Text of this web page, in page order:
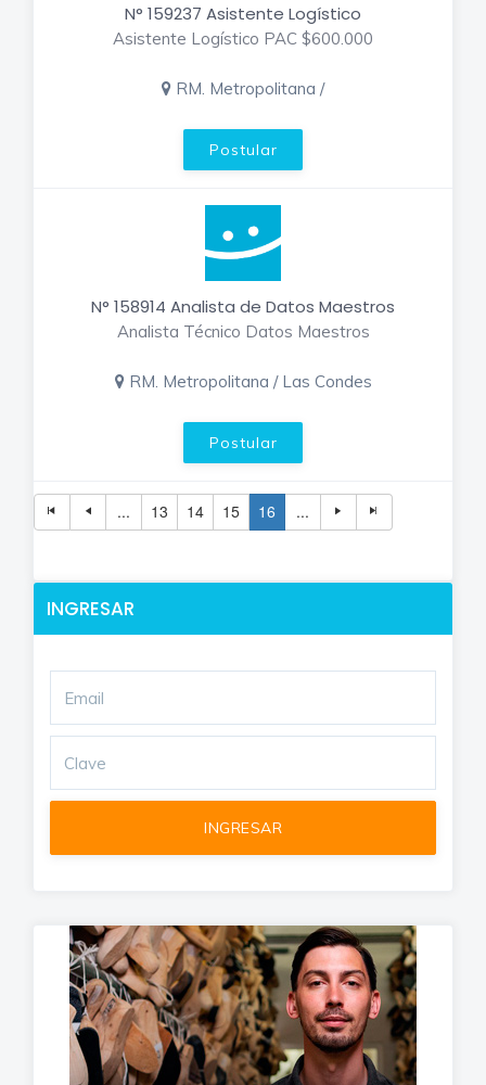
N° 159237 Asistente Logístico
Asistente Logístico PAC $600.000
RM. Metropolitana /
Postular
N° 158914 Analista de Datos Maestros
Analista Técnico Datos Maestros
RM. Metropolitana / Las Condes
Postular
... 13 14 15 16 ...
INGRESAR